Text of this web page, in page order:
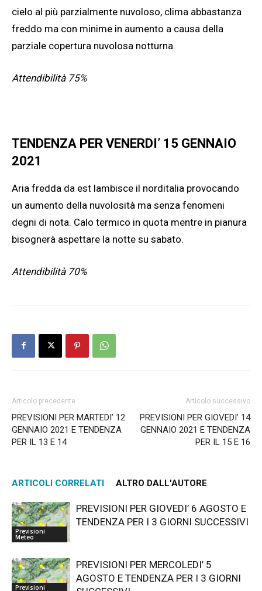
cielo al più parzialmente nuvoloso, clima abbastanza
freddo ma con minime in aumento a causa della
parziale copertura nuvolosa notturna.
Attendibilità 75%
TENDENZA PER VENERDI’ 15 GENNAIO
2021
Aria fredda da est lambisce il norditalia provocando
un aumento della nuvolosità ma senza fenomeni
degni di nota. Calo termico in quota mentre in pianura
bisognerà aspettare la notte su sabato.
Attendibilità 70%
Articolo precedente
PREVISIONI PER MARTEDI’ 12
GENNAIO 2021 E TENDENZA
PER IL 13 E 14
Articolo successivo
PREVISIONI PER GIOVEDI’ 14
GENNAIO 2021 E TENDENZA
PER IL 15 E 16
ARTICOLI CORRELATI ALTRO DALL'AUTORE
Previsioni
Meteo
PREVISIONI PER GIOVEDI’ 6 AGOSTO E
TENDENZA PER I 3 GIORNI SUCCESSIVI
Previsioni
PREVISIONI PER MERCOLEDI’ 5
AGOSTO E TENDENZA PER I 3 GIORNI